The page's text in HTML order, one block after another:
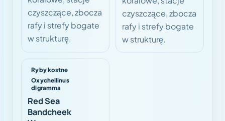
czyszczące, zbocza
rafy i strefy bogate
w strukturę.
czyszczące, zbocza
rafy i strefy bogate
w strukturę.
Ryby kostne
Oxycheilinus
digramma
Red Sea
Bandcheek